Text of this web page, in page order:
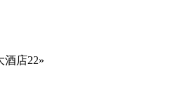
酒店22»